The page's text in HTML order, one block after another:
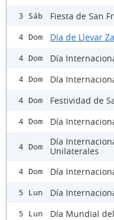
3 Sáb Fiesta de San
4 Dom Día de Llevar
4 Dom Día
4 Dom Día
4 Dom Festividad de
4 Dom Día
4 Dom
Día
Unilaterales
4 Dom Día
5 Lun Día
5 Lun Día Mundial